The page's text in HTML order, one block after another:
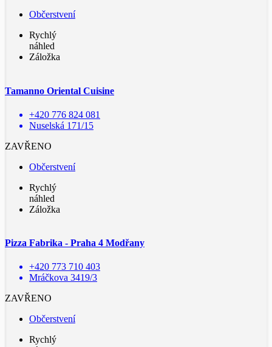
Občerstvení
Rychlý
náhled
Záložka
Tamanno Oriental Cuisine
+420 776 824 081
Nuselská 171/15
ZAVŘENO
Občerstvení
Rychlý
náhled
Záložka
Pizza Fabrika - Praha 4 Modřany
+420 773 710 403
Mráčkova 3419/3
ZAVŘENO
Občerstvení
Rychlý